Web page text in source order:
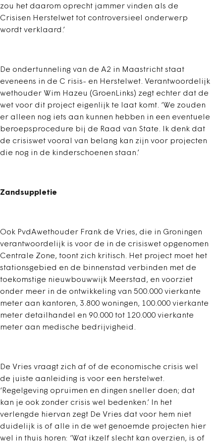
zou het daarom oprecht jammer vinden als de
Crisisen Herstelwet tot controversieel onderwerp
wordt verklaard.’
De ondertunneling van de A2 in Maastricht staat
eveneens in de C risis- en Herstelwet. Verantwoordelijk
wethouder Wim Hazeu (GroenLinks) zegt echter dat de
wet voor dit project eigenlijk te laat komt. ‘We zouden
er alleen nog iets aan kunnen hebben in een eventuele
beroepsprocedure bij de Raad van State. Ik denk dat
de crisiswet vooral van belang kan zijn voor projecten
die nog in de kinderschoenen staan.’
Zandsuppletie
Ook PvdAwethouder Frank de Vries, die in Groningen
verantwoordelijk is voor de in de crisiswet opgenomen
Centrale Zone, toont zich kritisch. Het project moet het
stationsgebied en de binnenstad verbinden met de
toekomstige nieuwbouwwijk Meerstad, en voorziet
onder meer in de ontwikkeling van 500.000 vierkante
meter aan kantoren, 3.800 woningen, 100.000 vierkante
meter detailhandel en 90.000 tot 120.000 vierkante
meter aan medische bedrijvigheid.
De Vries vraagt zich af of de economische crisis wel
de juiste aanleiding is voor een herstelwet.
‘Regelgeving opruimen en dingen sneller doen; dat
kan je ook zonder crisis wel bedenken.’ In het
verlengde hiervan zegt De Vries dat voor hem niet
duidelijk is of alle in de wet genoemde projecten hier
wel in thuis horen: ‘Wat ikzelf slecht kan overzien, is of